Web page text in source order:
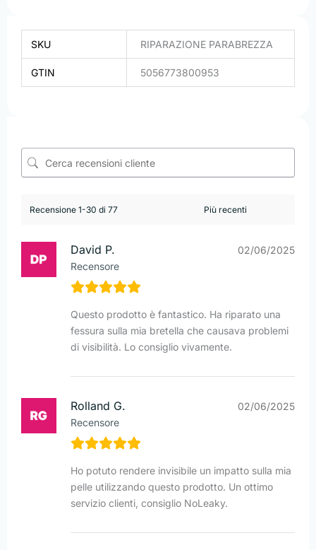
SKU RIPARAZIONE PARABREZZA
GTIN 5056773800953
Recensione 1-30 di 77
David P.
Recensore
02/06/2025
Questo prodotto è fantastico. Ha riparato una
fessura sulla mia bretella che causava problemi
di visibilità. Lo consiglio vivamente.
Rolland G.
Recensore
02/06/2025
Ho potuto rendere invisibile un impatto sulla mia
pelle utilizzando questo prodotto. Un ottimo
servizio clienti, consiglio NoLeaky.